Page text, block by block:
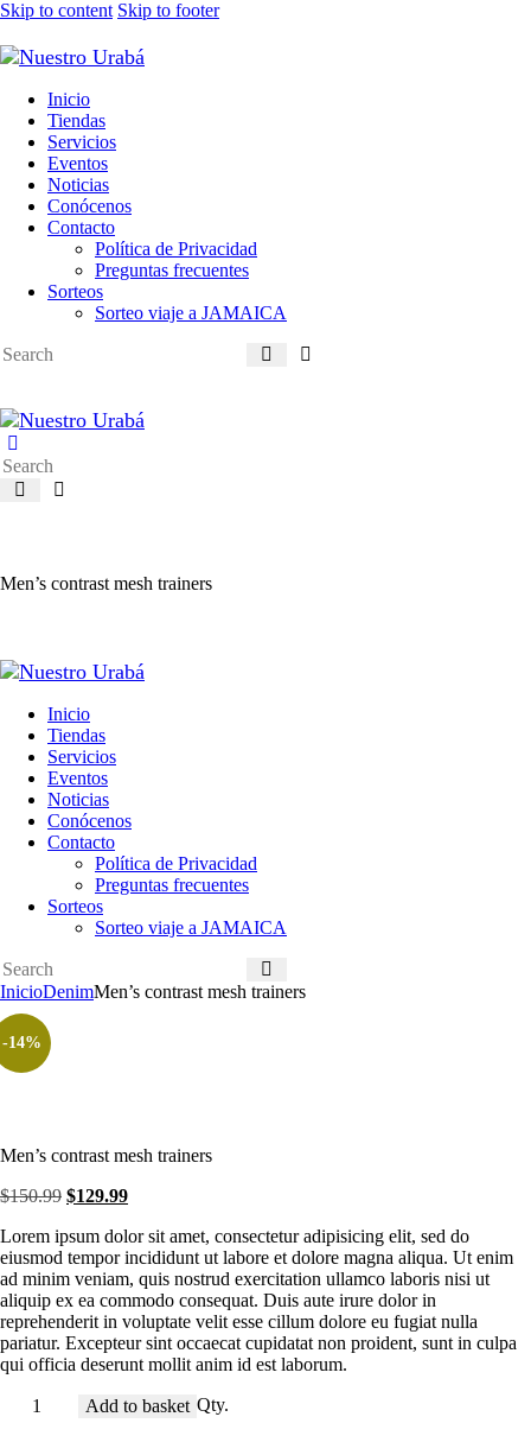
Skip to content Skip to footer
Inicio
Tiendas
Servicios
Eventos
Noticias
Conócenos
Contacto
Política de Privacidad
Preguntas frecuentes
Sorteos
Sorteo viaje a JAMAICA
Men’s contrast mesh trainers
Inicio
Tiendas
Servicios
Eventos
Noticias
Conócenos
Contacto
Política de Privacidad
Preguntas frecuentes
Sorteos
Sorteo viaje a JAMAICA
InicioDenimMen’s contrast mesh trainers
-14%
Men’s contrast mesh trainers
$150.99 El
original
era:
$150.
9
9
.
$129.99El
actual
es:
$129.
9
9
.
Lorem ipsum dolor sit amet, consectetur adipisicing elit, sed do
eiusmod tempor incididunt ut labore et dolore magna aliqua. Ut enim
ad minim veniam, quis nostrud exercitation ullamco laboris nisi ut
aliquip ex ea commodo consequat. Duis aute irure dolor in
reprehenderit in voluptate velit esse cillum dolore eu fugiat nulla
pariatur. Excepteur sint occaecat cupidatat non proident, sunt in culpa
qui officia deserunt mollit anim id est laborum.
Qty.
Men's
Add to basket